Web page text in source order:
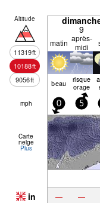
Altitude
11319ft
10188ft
9056ft
9
matin après-
midi
beau risque
orage
mph 0 5
Carte
neige
Plus
in — —